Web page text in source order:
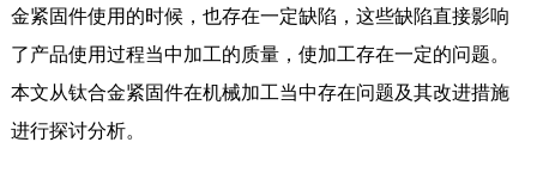
金紧固件使用的时候，也存在一定缺陷，这些缺陷直接影响
了产品使用过程当中加工的质量，使加工存在一定的问题。
本文从钛合金紧固件在机械加工当中存在问题及其改进措施
进行探讨分析。